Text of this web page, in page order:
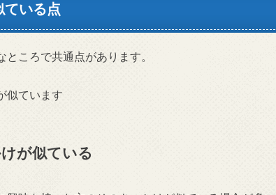
ている点
ころで共通点があります。
似ています
が似ている